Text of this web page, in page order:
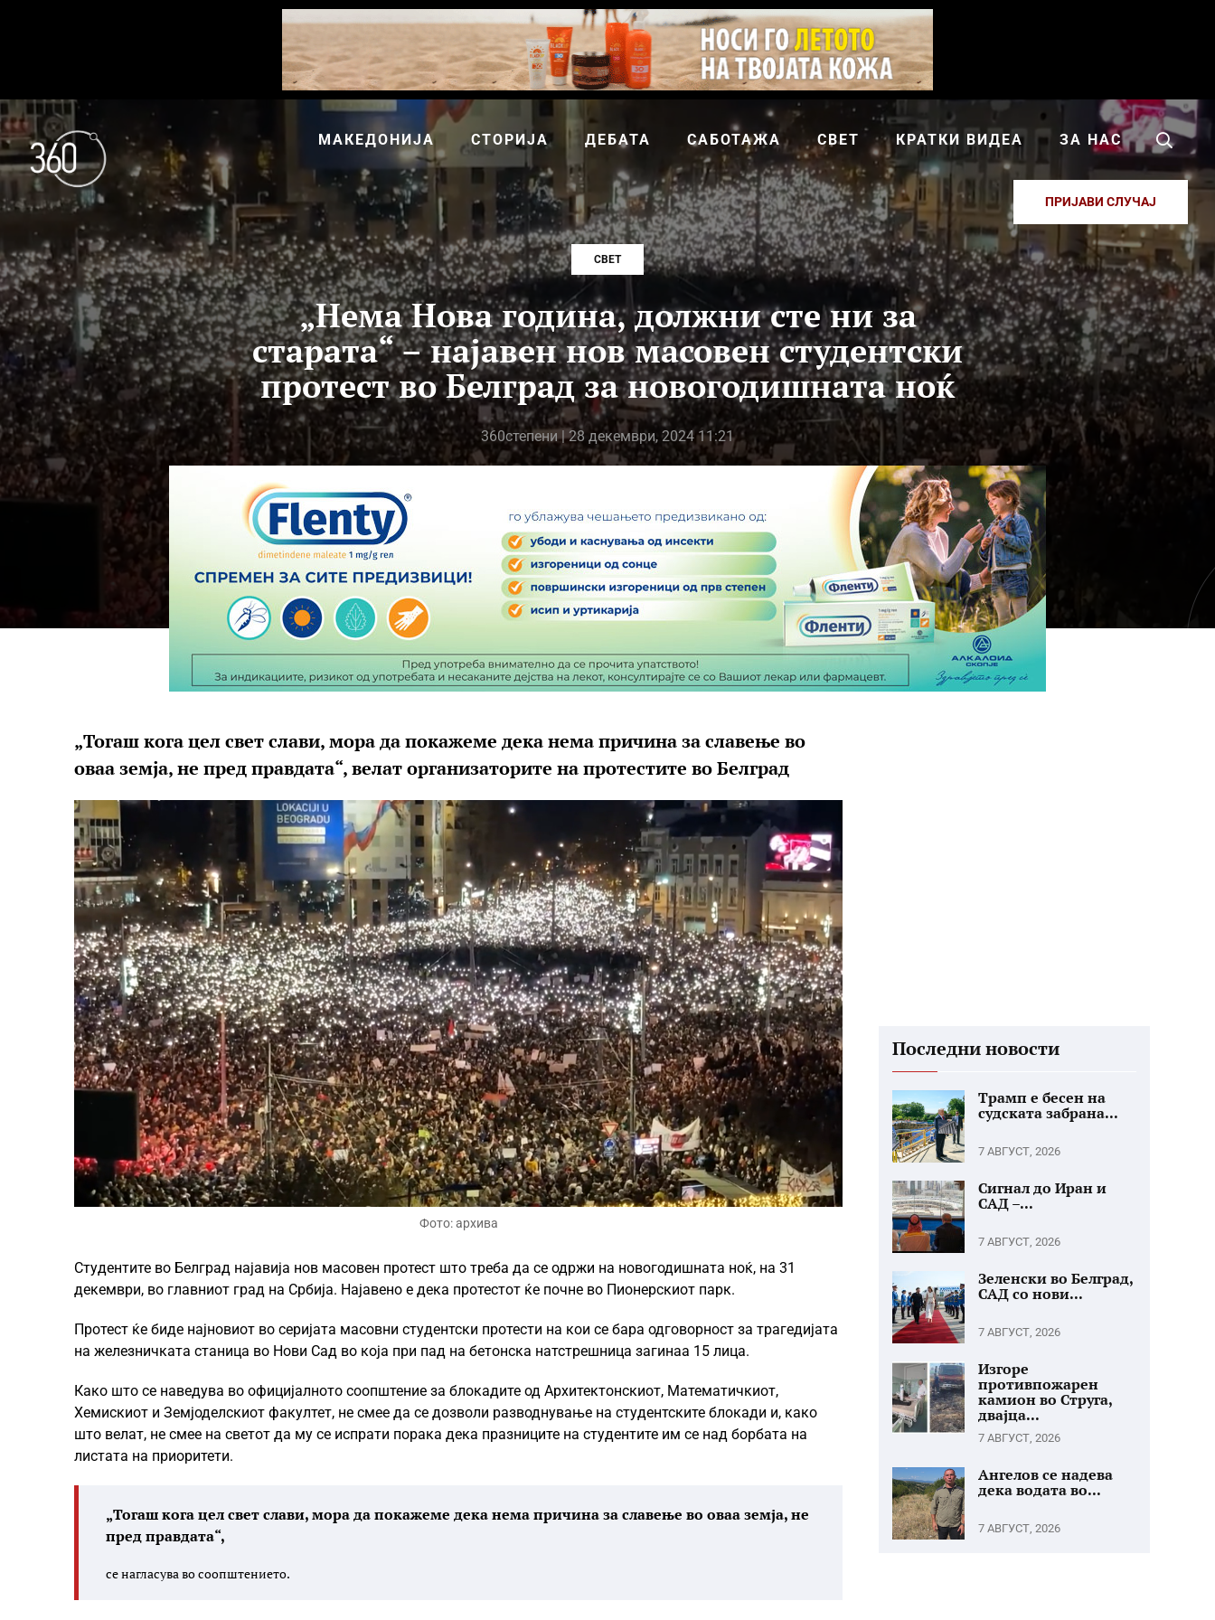
МАКЕДОНИЈА СТОРИЈА ДЕБАТА САБОТАЖА СВЕТ КРАТКИ ВИДЕА ЗА НАС
ПРИЈАВИ СЛУЧАЈ
СВЕТ
„Нема Нова година, должни сте ни за
старата“ – најавен нов масовен студентски
протест во Белград за новогодишната ноќ
360степени| 28 декември, 2024 11:21
„Тогаш кога цел свет слави, мора да покажеме дека нема причина за славење во
оваа земја, не пред правдата“, велат организаторите на протестите во Белград
Фото: архива
Студентите во Белград најавија нов масовен протест што треба да се одржи на новогодишната ноќ, на 31
декември, во главниот град на Србија. Најавено е дека протестот ќе почне во Пионерскиот парк.
Протест ќе биде најновиот во серијата масовни студентски протести на кои се бара одговорност за трагедијата
на железничката станица во Нови Сад во која при пад на бетонска натстрешница загинаа 15 лица.
Како што се наведува во официјалното соопштение за блокадите од Архитектонскиот, Математичкиот,
Хемискиот и Земјоделскиот факултет, не смее да се дозволи разводнување на студентските блокади и, како
што велат, не смее на светот да му се испрати порака дека празниците на студентите им се над борбата на
листата на приоритети.
„Тогаш кога цел свет слави, мора да покажеме дека нема причина за славење во оваа земја, не
пред правдата“,
се нагласува во соопштението.
Последни новости
Трамп е бесен на
судската забрана...
7 АВГУСТ, 2026
Сигнал до Иран и
САД –...
7 АВГУСТ, 2026
Зеленски во Белград,
САД со нови...
7 АВГУСТ, 2026
Изгоре
противпожарен
камион во Струга,
двајца...
7 АВГУСТ, 2026
Ангелов се надева
дека водата во...
7 АВГУСТ, 2026